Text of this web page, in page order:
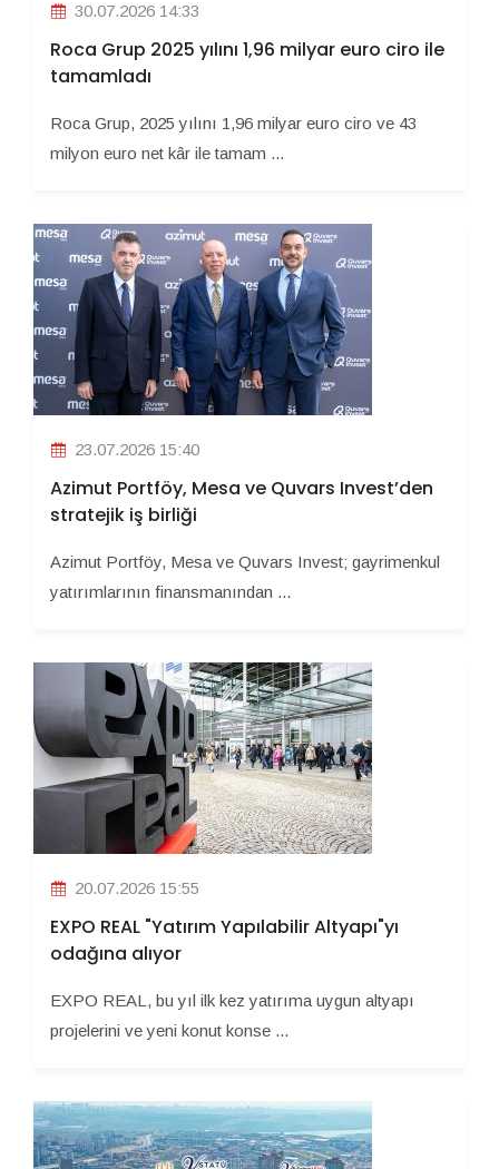
30.07.2026 14:33
Roca Grup 2025 yılını 1,96 milyar euro ciro ile
tamamladı
Roca Grup, 2025 yılını 1,96 milyar euro ciro ve 43
milyon euro net kâr ile tamam ...
23.07.2026 15:40
Azimut Portföy, Mesa ve Quvars Invest’den
stratejik iş birliği
Azimut Portföy, Mesa ve Quvars Invest; gayrimenkul
yatırımlarının finansmanından ...
20.07.2026 15:55
EXPO REAL "Yatırım Yapılabilir Altyapı"yı
odağına alıyor
EXPO REAL, bu yıl ilk kez yatırıma uygun altyapı
projelerini ve yeni konut konse ...